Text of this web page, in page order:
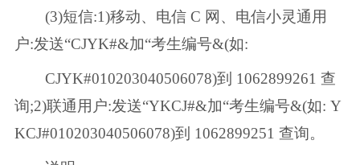
(3)短信:1)移动、电信 C 网、电信小灵通用
户:发送“CJYK#&加“考生编号&(如:
CJYK#010203040506078)到 1062899261 查
询;2)联通用户:发送“YKCJ#&加“考生编号&(如: Y
KCJ#010203040506078)到 1062899251 查询。